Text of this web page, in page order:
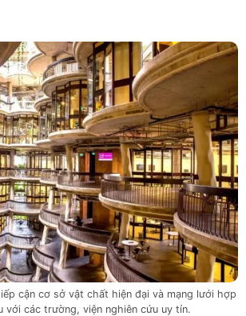
cận cơ sở vật chất hiện đại và mạng lưới hợp
với các trường, viện nghiên cứu uy tín.